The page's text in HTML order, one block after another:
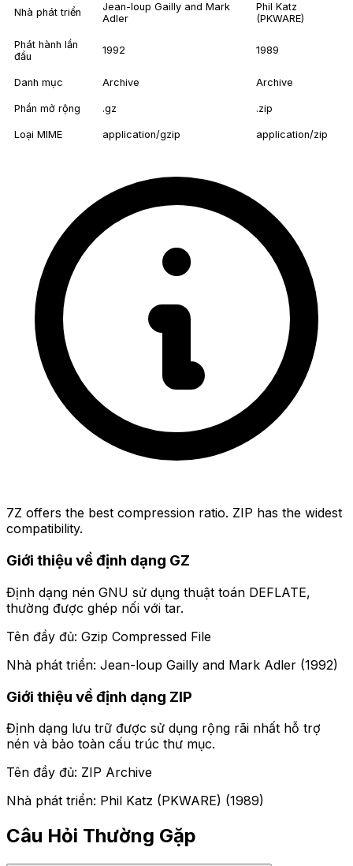
Nhà phát triển
Jean-loup Gailly and Mark
Adler
Phil Katz
(PKWARE)
Phát hành lần
đầu
1992 1989
Danh mục Archive Archive
Phần mở rộng .gz .zip
Loại MIME application/gzip application/zip
7Z offers the best compression ratio. ZIP has the widest
compatibility.
Giới thiệu về định dạng GZ
Định dạng nén GNU sử dụng thuật toán DEFLATE,
thường được ghép nối với tar.
Tên đầy đủ: Gzip Compressed File
Nhà phát triển: Jean-loup Gailly and Mark Adler (1992)
Giới thiệu về định dạng ZIP
Định dạng lưu trữ được sử dụng rộng rãi nhất hỗ trợ
nén và bảo toàn cấu trúc thư mục.
Tên đầy đủ: ZIP Archive
Nhà phát triển: Phil Katz (PKWARE) (1989)
Câu Hỏi Thường Gặp